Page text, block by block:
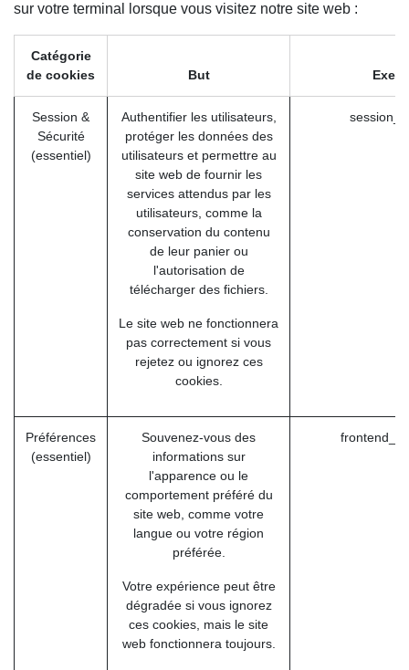
sur votre terminal lorsque vous visitez notre site web :
Catégorie
de cookies
But
Session &
Sécurité
(essentiel)
Authentifier les utilisateurs,
protéger les données des
utilisateurs et permettre au
site web de fournir les
services attendus par les
utilisateurs, comme la
conservation du contenu
de leur panier ou
l'autorisation de
télécharger des fichiers.
Le site web ne fonctionnera
pas correctement si vous
rejetez ou ignorez ces
cookies.
Préférences
(essentiel)
Souvenez-vous des
informations sur
l'apparence ou le
comportement préféré du
site web, comme votre
langue ou votre région
préférée.
Votre expérience peut être
dégradée si vous ignorez
ces cookies, mais le site
web fonctionnera toujours.